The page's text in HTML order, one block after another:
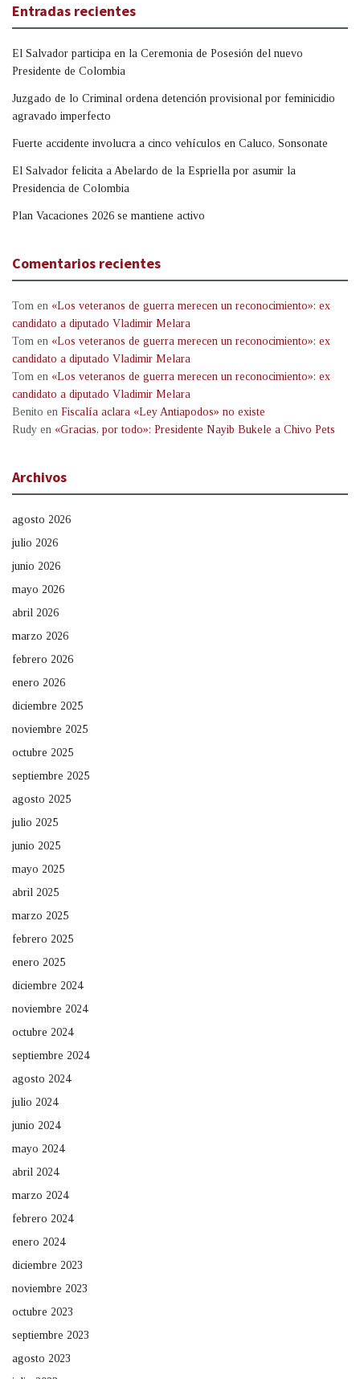
Entradas recientes
El Salvador participa en la Ceremonia de Posesión del nuevo
Presidente de Colombia
Juzgado de lo Criminal ordena detención provisional por feminicidio
agravado imperfecto
Fuerte accidente involucra a cinco vehículos en Caluco, Sonsonate
El Salvador felicita a Abelardo de la Espriella por asumir la
Presidencia de Colombia
Plan Vacaciones 2026 se mantiene activo
Comentarios recientes
Tom en «Los veteranos de guerra merecen un reconocimiento»: ex
candidato a diputado Vladimir Melara
Tom en «Los veteranos de guerra merecen un reconocimiento»: ex
candidato a diputado Vladimir Melara
Tom en «Los veteranos de guerra merecen un reconocimiento»: ex
candidato a diputado Vladimir Melara
Benito en Fiscalía aclara «Ley Antiapodos» no existe
Rudy en «Gracias, por todo»: Presidente Nayib Bukele a Chivo Pets
Archivos
agosto 2026
julio 2026
junio 2026
mayo 2026
abril 2026
marzo 2026
febrero 2026
enero 2026
diciembre 2025
noviembre 2025
octubre 2025
septiembre 2025
agosto 2025
julio 2025
junio 2025
mayo 2025
abril 2025
marzo 2025
febrero 2025
enero 2025
diciembre 2024
noviembre 2024
octubre 2024
septiembre 2024
agosto 2024
julio 2024
junio 2024
mayo 2024
abril 2024
marzo 2024
febrero 2024
enero 2024
diciembre 2023
noviembre 2023
octubre 2023
septiembre 2023
agosto 2023